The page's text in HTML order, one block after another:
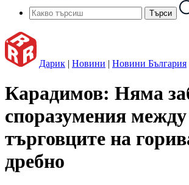
Дарик | Новини | Новини България
Карадимов: Няма
споразумения между
търговците на
дребно